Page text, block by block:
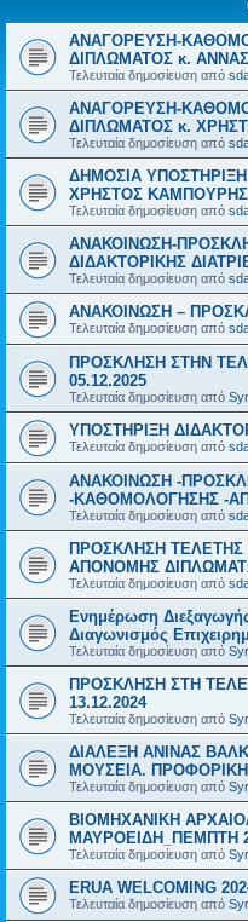
ΑΝΑΓΟΡΕΥΣΗ-
ΔΙΠΛΩΜΑΤΟΣ κ.
Τελευταία δημοσίευση από
ΑΝΑΓΟΡΕΥΣΗ-
ΔΙΠΛΩΜΑΤΟΣ κ.
Τελευταία δημοσίευση από
ΔΗΜΟΣΙΑ ΥΠΟΣΤΗΡΙΞΗ
ΧΡΗΣΤΟΣ ΚΑΜΠΟΥΡΗΣ
Τελευταία δημοσίευση από
ΑΝΑΚΟΙΝΩΣΗ-
ΔΙΔΑΚΤΟΡΙΚΗΣ
Τελευταία δημοσίευση από
ΑΝΑΚΟΙΝΩΣΗ –
Τελευταία δημοσίευση από
ΠΡΟΣΚΛΗΣΗ ΣΤΗΝ
05.12.2025
Τελευταία δημοσίευση από
ΥΠΟΣΤΗΡΙΞΗ
Τελευταία δημοσίευση από
ΑΝΑΚΟΙΝΩΣΗ -
-ΚΑΘΟΜΟΛΟΓΗΣΗΣ -
Τελευταία δημοσίευση από
ΠΡΟΣΚΛΗΣΗ
ΑΠΟΝΟΜΗΣ
Τελευταία δημοσίευση από
Ενημέρωση
Διαγωνισμός
Τελευταία δημοσίευση από
ΠΡΟΣΚΛΗΣΗ ΣΤΗ
13.12.2024
Τελευταία δημοσίευση από
ΔΙΑΛΕΞΗ ΑΝΙΝΑΣ
ΜΟΥΣΕΙΑ.
Τελευταία δημοσίευση από
ΒΙΟΜΗΧΑΝΙΚΗ
ΜΑΥΡΟΕΙΔΗ_ΠΕΜΠΤΗ
Τελευταία δημοσίευση από
ERUA WELCOMING
Τελευταία δημοσίευση από